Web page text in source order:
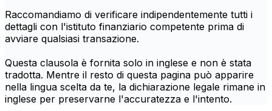
Raccomandiamo di verificare indipendentemente tutti i
dettagli con l'istituto finanziario competente prima di
avviare qualsiasi transazione.
Questa clausola è fornita solo in inglese e non è stata
tradotta. Mentre il resto di questa pagina può apparire
nella lingua scelta da te, la dichiarazione legale rimane in
inglese per preservarne l'accuratezza e l'intento.